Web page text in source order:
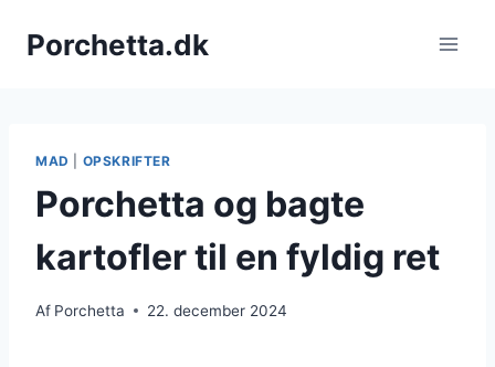
Porchetta.dk
MAD OPSKRIFTER
Porchetta og bagte
kartofler til en fyldig ret
Af Porchetta 22. december 2024